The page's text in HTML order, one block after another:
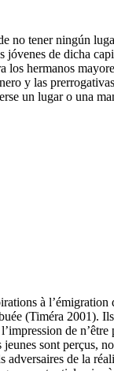
no tener ningún
jóvenes de dicha
hermanos
y las
un lugar o una
à l’émigration
(Timéra 2001).
de
sont perçus,
adversaires de la